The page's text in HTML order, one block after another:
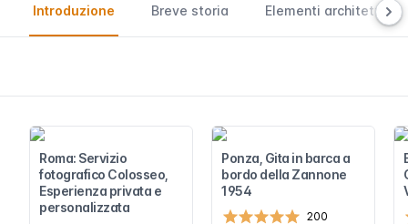
Introduzione Breve storia Elementi
Roma: Servizio
fotografico Colosseo,
Esperienza privata e
personalizzata
Ponza, Gita in barca a
bordo della Zannone
1954
200